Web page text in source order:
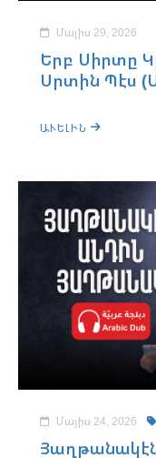
Մայիս 29, 2026
Երբ Սիրտը
Սրտին Պէս
ԱՒԵԼԻՆ
Մայիս 24, 2026